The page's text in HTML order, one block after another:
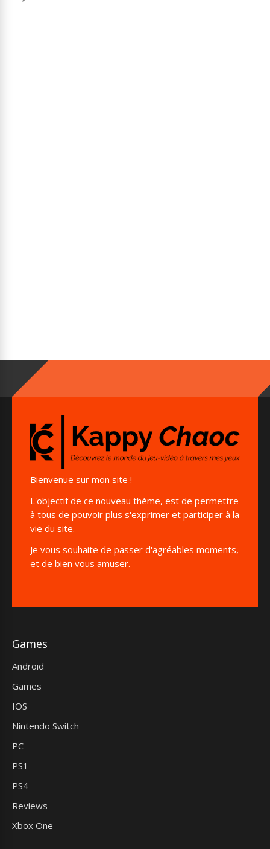
Bienvenue sur mon site !
L'objectif de ce nouveau thème, est de permettre
à tous de pouvoir plus s'exprimer et participer à la
vie du site.
Je vous souhaite de passer d'agréables moments,
et de bien vous amuser.
Games
Android
Games
IOS
Nintendo Switch
PC
PS1
PS4
Reviews
Xbox One